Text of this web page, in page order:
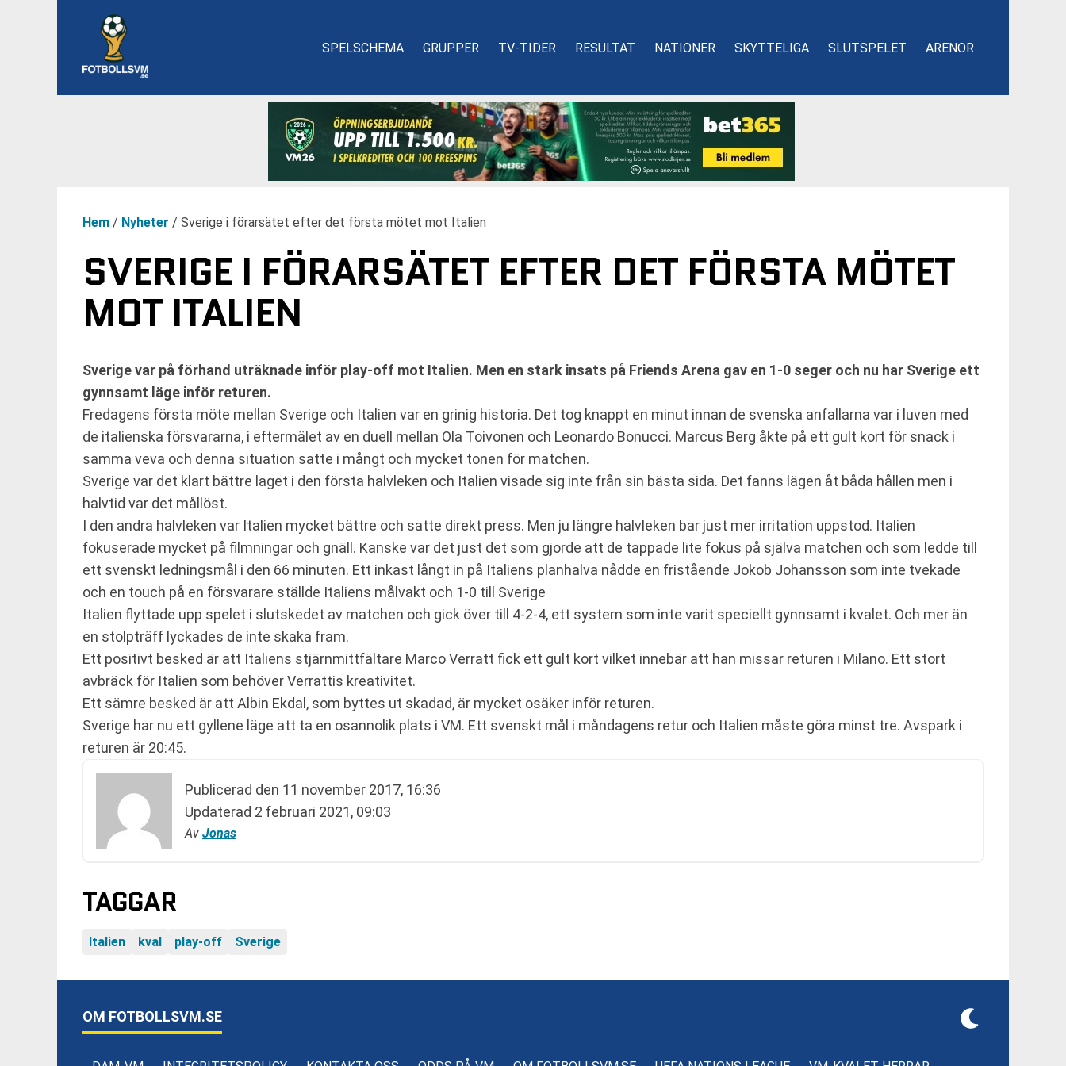
SPELSCHEMA GRUPPER TV-TIDER RESULTAT NATIONER SKYTTELIGA SLUTSPELET ARENOR
Hem / Nyheter / Sverige i förarsätet efter det första mötet mot Italien
SVERIGE I FÖRARSÄTET EFTER DET FÖRSTA MÖTET
MOT ITALIEN
Sverige var på förhand uträknade inför play-off mot Italien. Men en stark insats på Friends Arena gav en 1-0 seger och nu har Sverige ett
gynnsamt läge inför returen.
Fredagens första möte mellan Sverige och Italien var en grinig historia. Det tog knappt en minut innan de svenska anfallarna var i luven med
de italienska försvararna, i eftermälet av en duell mellan Ola Toivonen och Leonardo Bonucci. Marcus Berg åkte på ett gult kort för snack i
samma veva och denna situation satte i mångt och mycket tonen för matchen.
Sverige var det klart bättre laget i den första halvleken och Italien visade sig inte från sin bästa sida. Det fanns lägen åt båda hållen men i
halvtid var det mållöst.
I den andra halvleken var Italien mycket bättre och satte direkt press. Men ju längre halvleken bar just mer irritation uppstod. Italien
fokuserade mycket på filmningar och gnäll. Kanske var det just det som gjorde att de tappade lite fokus på själva matchen och som ledde till
ett svenskt ledningsmål i den 66 minuten. Ett inkast långt in på Italiens planhalva nådde en fristående Jokob Johansson som inte tvekade
och en touch på en försvarare ställde Italiens målvakt och 1-0 till Sverige
Italien flyttade upp spelet i slutskedet av matchen och gick över till 4-2-4, ett system som inte varit speciellt gynnsamt i kvalet. Och mer än
en stolpträff lyckades de inte skaka fram.
Ett positivt besked är att Italiens stjärnmittfältare Marco Verratt fick ett gult kort vilket innebär att han missar returen i Milano. Ett stort
avbräck för Italien som behöver Verrattis kreativitet.
Ett sämre besked är att Albin Ekdal, som byttes ut skadad, är mycket osäker inför returen.
Sverige har nu ett gyllene läge att ta en osannolik plats i VM. Ett svenskt mål i måndagens retur och Italien måste göra minst tre. Avspark i
returen är 20:45.
Publicerad den 11 november 2017, 16:36
Updaterad 2 februari 2021, 09:03
Av Jonas
TAGGAR
Italien kval play-off Sverige
OM FOTBOLLSVM.SE